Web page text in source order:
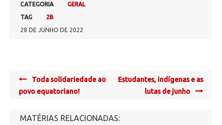
CATEGORIA
GERAL
TAG
2B
28 DE JUNHO DE 2022
Post
navigation
Toda solidariedade ao
povo equatoriano!
Estudantes, indígenas e as
lutas de junho
MATÉRIAS RELACIONADAS: